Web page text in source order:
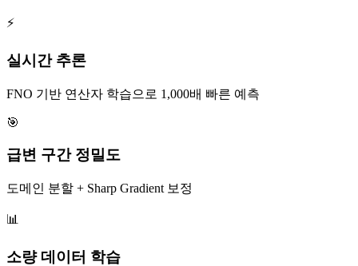
⚡
실시간 추론
FNO 기반 연산자 학습으로 1,000배 빠른 예측
🎯
급변 구간 정밀도
도메인 분할 + Sharp Gradient 보정
📊
소량 데이터 학습